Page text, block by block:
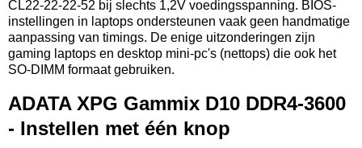
CL22-22-22-52 bij slechts 1,2V voedingsspanning. BIOS-
instellingen in laptops ondersteunen vaak geen handmatige
aanpassing van timings. De enige uitzonderingen zijn
gaming laptops en desktop mini-pc's (nettops) die ook het
SO-DIMM formaat gebruiken.
ADATA XPG Gammix D10 DDR4-3600
- Instellen met één knop